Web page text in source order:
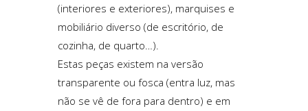
(interiores e exteriores), marquises e
mobiliário diverso (de escritório, de
cozinha, de quarto…).
Estas peças existem na versão
transparente ou fosca (entra luz, mas
não se vê de fora para dentro) e em